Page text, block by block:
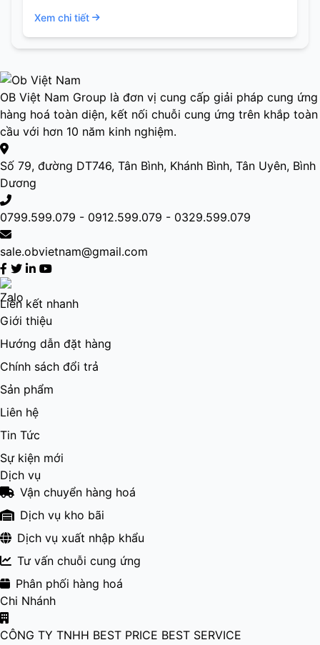
Xem chi tiết
OB Việt Nam Group là đơn vị cung cấp giải pháp cung ứng
hàng hoá toàn diện, kết nối chuỗi cung ứng trên khắp toàn
cầu với hơn 10 năm kinh nghiệm.
Số 79, đường DT746, Tân Bình, Khánh Bình, Tân Uyên, Bình
Dương
0799.599.079 - 0912.599.079 - 0329.599.079
sale.obvietnam@gmail.com
Liên kết nhanh
Giới thiệu
Hướng dẫn đặt hàng
Chính sách đổi trả
Sản phẩm
Liên hệ
Tin Tức
Sự kiện mới
Dịch vụ
Vận chuyển hàng hoá
Dịch vụ kho bãi
Dịch vụ xuất nhập khẩu
Tư vấn chuỗi cung ứng
Phân phối hàng hoá
Chi Nhánh
CÔNG TY TNHH BEST PRICE BEST SERVICE